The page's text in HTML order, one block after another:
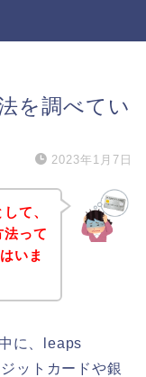
を調べてい
2023年1月7日
て、
って
いま
に、leaps
ットカードや銀